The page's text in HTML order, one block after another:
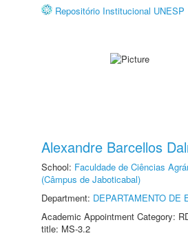
Repositório Institucional UNESP
Alexandre Barcellos
School: Faculdade de Ciências
(Câmpus de Jaboticabal)
Department: DEPARTAMENTO DE
Academic Appointment Category:
title: MS-3.2